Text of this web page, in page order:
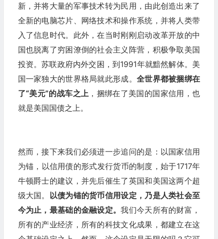
新，并将大量的军事技术转为民用，由此创造出来了
全新的电脑芯片、网络技术和操作系统，并将人类带
入了信息时代。此外，在当时刚刚启动改革开放的中
国也脱离了穷困潦倒的社会主义阵营，积极争取美国
投资。苏联政府内外交困，到1991年就黯然解体。美
国一家独大的世界格局就此形成。 全世界都被捆绑在
了“美元”的战车之上 ，捆绑在了美国的国家信用，也
就是美国国债之上。
然而，接下来我们必须进一步追问的是：以国家信用
为锚，以信用债的形式发行货币的制度，始于1717年
牛顿爵士的建议，并先后催生了英国和美国这两个超
级大国。 以债为锚的货币信用设定，乃是人类社会至
今为止，最基础的金融设定。我们今天所有的财富，
所有的产业经济，所有的科技文化成果，都建立在这